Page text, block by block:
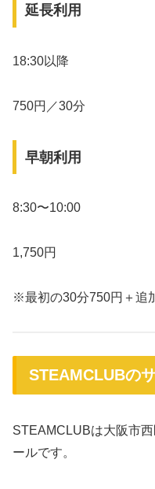
延長利用
18:30以降
750円／30分
早朝利用
8:30〜10:00
1,750円
※最初の30分750円＋追
STEAMCLUBの
STEAMCLUBは大阪市
ールです。